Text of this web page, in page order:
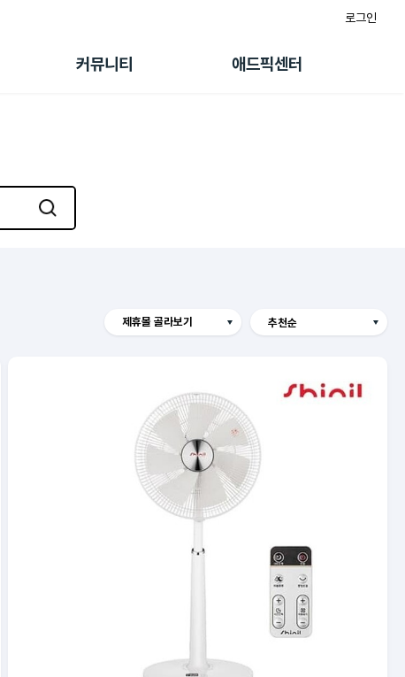
로그인
커뮤니티 애드픽센터
랭킹
멤버십 센터
제휴몰 골라보기